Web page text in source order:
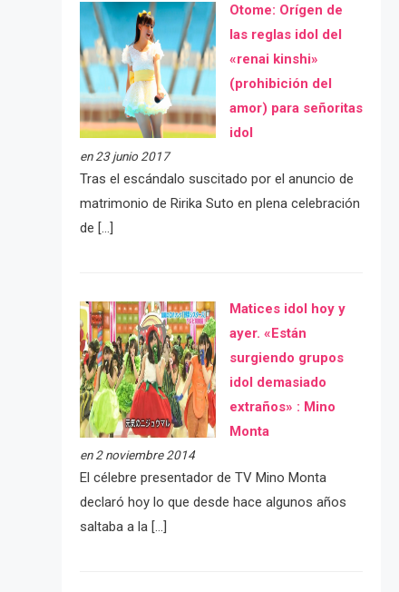
Otome: Orígen de
las reglas idol del
«renai kinshi»
(prohibición del
amor) para señoritas
idol
en 23 junio 2017
Tras el escándalo suscitado por el anuncio de
matrimonio de Ririka Suto en plena celebración
de […]
Matices idol hoy y
ayer. «Están
surgiendo grupos
idol demasiado
extraños» : Mino
Monta
en 2 noviembre 2014
El célebre presentador de TV Mino Monta
declaró hoy lo que desde hace algunos años
saltaba a la […]